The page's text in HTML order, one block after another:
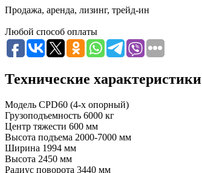
Продажа, аренда, лизинг, трейд-ин
Любой способ оплаты
Технические характеристики
Модель CPD60 (4-х опорный)
Грузоподъемность 6000 кг
Центр тяжести 600 мм
Высота подъема 2000-7000 мм
Ширина 1994 мм
Высота 2450 мм
Радиус поворота 3440 мм